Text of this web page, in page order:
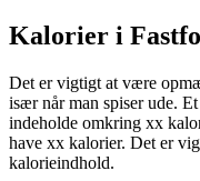
Kalorier i
Det er vigtigt at være
især når man spiser ude.
indeholde omkring xx
have xx kalorier. Det er
kalorieindhold.